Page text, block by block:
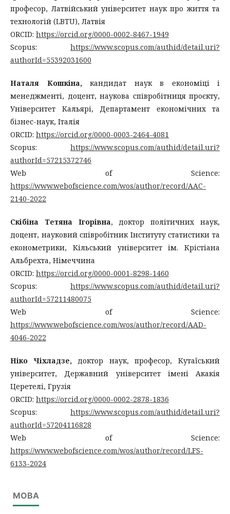
професор, Латвійський університет наук про життя та
технологій (LBTU), Латвія
ORCID: https://orcid.org/0000-0002-8467-1949
Scopus: https://www.scopus.com/authid/detail.uri?
authorId=55392031600
Наталя Кошкіна,кандидат наук в економіці і
менеджменті, доцент, наукова співробітниця проєкту,
Університет Кальярі, Департамент економічних та
бізнес-наук, Італія
ORCID: https://orcid.org/0000-0003-2464-4081
Scopus: https://www.scopus.com/authid/detail.uri?
authorId=57215372746
Web of Science:
https://www.webofscience.com/wos/author/record/AAC-
2140-2022
Скібіна Тетяна Ігорівна, доктор політичних наук,
доцент, науковий співробітник Інституту статистики та
економетрики, Кільський університет ім. Крістіана
Альбрехта, Німеччина
ORCID: https://orcid.org/0000-0001-8298-1460
Scopus: https://www.scopus.com/authid/detail.uri?
authorId=57211480075
Web of Science:
https://www.webofscience.com/wos/author/record/AAD-
4046-2022
Ніко Чіхладзе, доктор наук, професор, Кутаїський
університет, Державний університет імені Акакія
Церетелі, Грузія
ORCID: https://orcid.org/0000-0002-2878-1836
Scopus: https://www.scopus.com/authid/detail.uri?
authorId=57204116828
Web of Science:
https://www.webofscience.com/wos/author/record/LFS-
6133-2024
МОВА